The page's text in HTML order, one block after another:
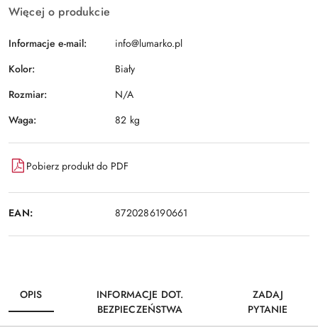
Więcej o produkcie
Informacje e-mail:
info@lumarko.pl
Kolor:
Biały
Rozmiar:
N/A
Waga:
82 kg
Pobierz produkt do PDF
EAN: 8720286190661
OPIS
INFORMACJE DOT.
BEZPIECZEŃSTWA
ZADAJ
PYTANIE